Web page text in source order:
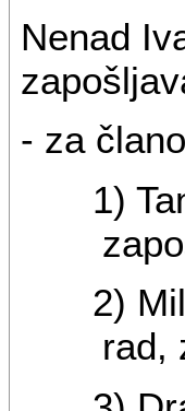
Nenad
- za
1)
2)
rad,